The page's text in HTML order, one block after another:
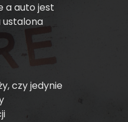
a auto jest
ustalona
czy jedynie